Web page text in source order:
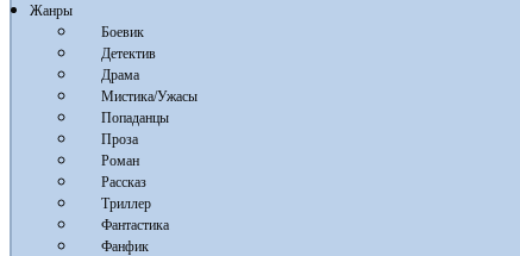
Жанры
Боевик
Детектив
Драма
Мистика/Ужасы
Попаданцы
Проза
Роман
Рассказ
Триллер
Фантастика
Фанфик